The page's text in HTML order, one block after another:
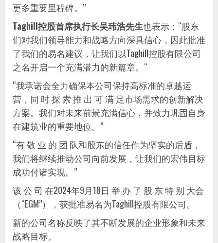
更多重要里程碑。”
Taghill控股首席执行长吴玮浩先生也表示：“股东
们对我们领导能力和战略方向深具信心，因此批准
了我们的易名建议，让我们以Taghill控股有限公司
之名开启一个充满潜力的新篇章。“
“我承诺会全力确保本公司保持高标准的卓越运
营，同 时 探 索 推 出 可 满 足市场需求的创新解决
方案。我们对未来前景充满信心，并致力巩固自身
在建筑业的重要地位。”
“有 敬 业 的 团 队和股东的信任作为坚实的后盾，
我们将继续推动公司向前发展，让我们的宏伟目标
成功付诸实现。”
该 公 司 在2024年9月18日 举 办 了 股 东 特 别 大会
（“EGM”），获批准易名为Taghill控股有限公司。
新的公司名称反映了其不断发展的企业形象和未来
战略目标。